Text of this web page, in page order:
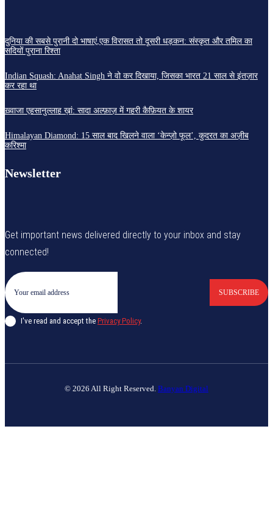
दुनिया की सबसे पुरानी दो भाषाएं,एक विरासत तो दूसरी धड़कन: संस्कृत और तमिल का
सदियों पुराना रिश्ता
Indian Squash: Anahat Singh ने वो कर दिखाया, जिसका भारत 21 साल से इंतज़ार
कर रहा था
ख़्वाजा एहसानुल्लाह ख़ां: सादा अल्फ़ाज़ में गहरी कैफ़ियत के शायर
Himalayan Diamond: 15 साल बाद खिलने वाला ‘केन्ज़ो फूल’, कुदरत का अज़ीब
करिश्मा
Newsletter
Get important news delivered directly to your inbox and stay
connected!
SUBSCRIBE
I've read and accept the Privacy Policy.
© 2026 All Right Reserved. Banyan Digital